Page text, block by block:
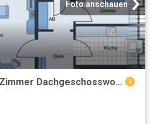
Foto anschauen
Helle und gepflegte 2 Zimmer Dachgeschosswohnung mit großzügigem Balkon in Bad Oeynhausen